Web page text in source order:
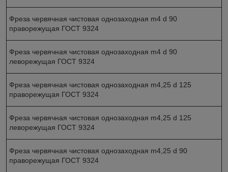
Фреза червячная чистовая однозаходная m4 d 90
праворежущая ГОСТ 9324
Фреза червячная чистовая однозаходная m4 d 90
леворежущая ГОСТ 9324
Фреза червячная чистовая однозаходная m4,25 d 125
праворежущая ГОСТ 9324
Фреза червячная чистовая однозаходная m4,25 d 125
леворежущая ГОСТ 9324
Фреза червячная чистовая однозаходная m4,25 d 90
праворежущая ГОСТ 9324